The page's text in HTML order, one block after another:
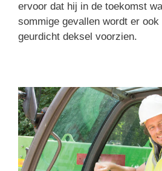
ervoor dat hij in de toekomst
sommige gevallen wordt er ook
geurdicht deksel voorzien.